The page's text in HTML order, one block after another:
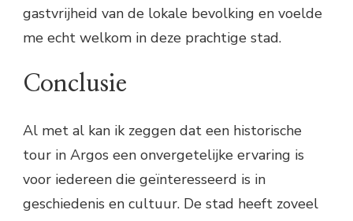
gastvrijheid van de lokale bevolking en voelde
me echt welkom in deze prachtige stad.
Conclusie
Al met al kan ik zeggen dat een historische
tour in Argos een onvergetelijke ervaring is
voor iedereen die geïnteresseerd is in
geschiedenis en cultuur. De stad heeft zoveel